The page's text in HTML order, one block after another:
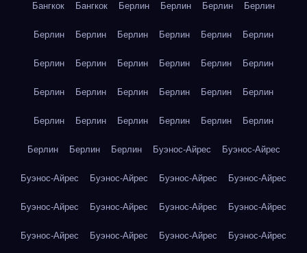
Бангкок Бангкок Берлин Берлин Берлин Берлин
Берлин Берлин Берлин Берлин Берлин Берлин
Берлин Берлин Берлин Берлин Берлин Берлин
Берлин Берлин Берлин Берлин Берлин Берлин
Берлин Берлин Берлин Берлин Берлин Берлин
Берлин Берлин Берлин Буэнос-Айрес Буэнос-Айрес
Буэнос-Айрес Буэнос-Айрес Буэнос-Айрес Буэнос-Айрес
Буэнос-Айрес Буэнос-Айрес Буэнос-Айрес Буэнос-Айрес
Буэнос-Айрес Буэнос-Айрес Буэнос-Айрес Буэнос-Айрес